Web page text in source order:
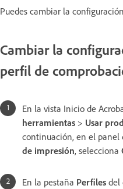
Puedes cambiar la
Cambiar la
perfil de
En la vista Inicio de
herramientas > Usar
continuación, en el panel
de impresión, selecciona
En la pestaña Perfiles del